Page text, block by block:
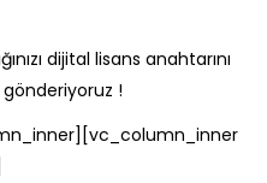
dijital lisans anahtarını
!